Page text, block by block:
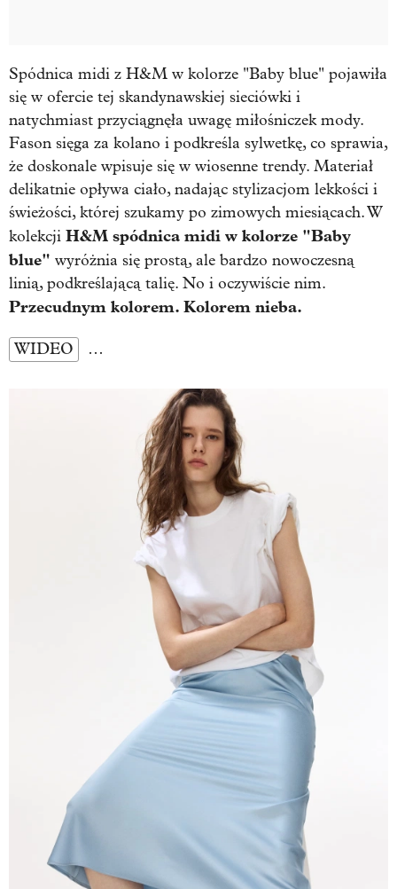
Spódnica midi z H&M w kolorze "Baby blue" pojawiła
się w ofercie tej skandynawskiej sieciówki i
natychmiast przyciągnęła uwagę miłośniczek mody.
Fason sięga za kolano i podkreśla sylwetkę, co sprawia,
że doskonale wpisuje się w wiosenne trendy. Materiał
delikatnie opływa ciało, nadając stylizacjom lekkości i
świeżości, której szukamy po zimowych miesiącach. W
kolekcji H&M spódnica midi w kolorze "Baby
blue" wyróżnia się prostą, ale bardzo nowoczesną
linią, podkreślającą talię. No i oczywiście nim.
Przecudnym kolorem. Kolorem nieba.
WIDEO …